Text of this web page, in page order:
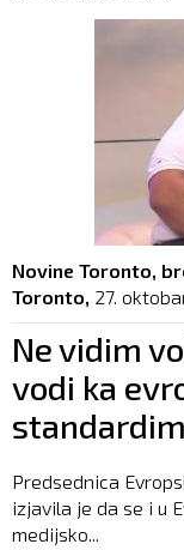
Novine Toronto,
Toronto, 27.
Ne vidim
vodi ka
Predsednica
izjavila je da se i u
medijsko...